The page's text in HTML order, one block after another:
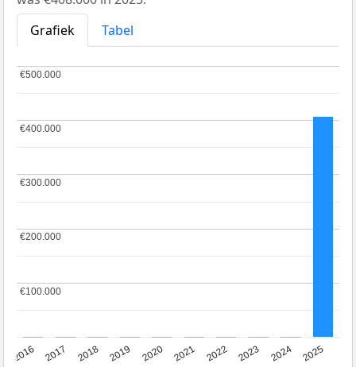
Grafiek
Tabel
2016 2017 2018 2019 2020 2021 2022 2023 2024 2025
€100.000
€100.000
€200.000
€200.000
€300.000
€300.000
€400.000
€400.000
€500.000
€500.000